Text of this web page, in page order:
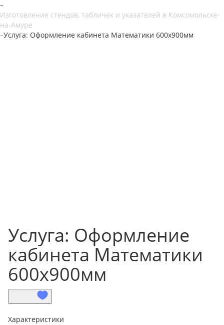
–
Изготовление стендов, табличек и указателей в Комсомольске-
на-Амуре
–Услуга: Оформление кабинета Математики 600х900мм
Услуга: Оформление
кабинета Математики
600х900мм
Характеристики